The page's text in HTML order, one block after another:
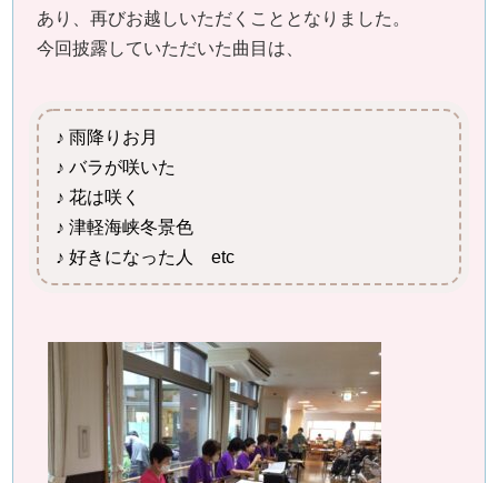
あり、再びお越しいただくこととなりました。
今回披露していただいた曲目は、
♪ 雨降りお月
♪ バラが咲いた
♪ 花は咲く
♪ 津軽海峡冬景色
♪ 好きになった人 etc